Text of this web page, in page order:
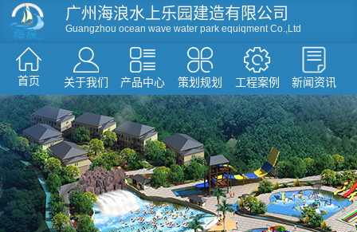
广州海浪水上乐园建造有限公司
Guangzhou ocean wave water park equiqment Co.,Ltd
首页 关于我们 产品中心 策划规划 工程案例 新闻资讯
资讯
滑梯系列 人工造浪 戏水小品
水屋水寨
环流河设备
温泉水疗设备
游泳池设备
假山造型仿真树